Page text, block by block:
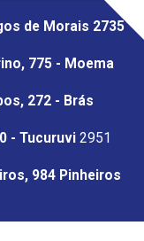
de Morais 2735
775 - Moema
272 - Brás
- Tucuruvi 2951
984 Pinheiros